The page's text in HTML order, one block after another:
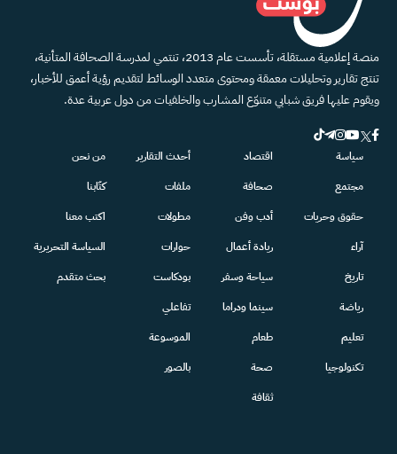
منصة إعلامية مستقلة، تأسست عام 2013، تنتمي لمدرسة الصحافة المتأنية،
تنتج تقارير وتحليلات معمقة ومحتوى متعدد الوسائط لتقديم رؤية أعمق للأخبار،
ويقوم عليها فريق شبابي متنوّع المشارب والخلفيات من دول عربية عدة.
سياسة
مجتمع
حقوق وحريات
آراء
تاريخ
رياضة
تعليم
تكنولوجيا
اقتصاد
صحافة
أدب وفن
ريادة أعمال
سياحة وسفر
سينما ودراما
طعام
صحة
ثقافة
أحدث التقارير
ملفات
مطولات
حوارات
بودكاست
تفاعلي
الموسوعة
بالصور
من نحن
كتّابنا
اكتب معنا
السياسة التحريرية
بحث متقدم